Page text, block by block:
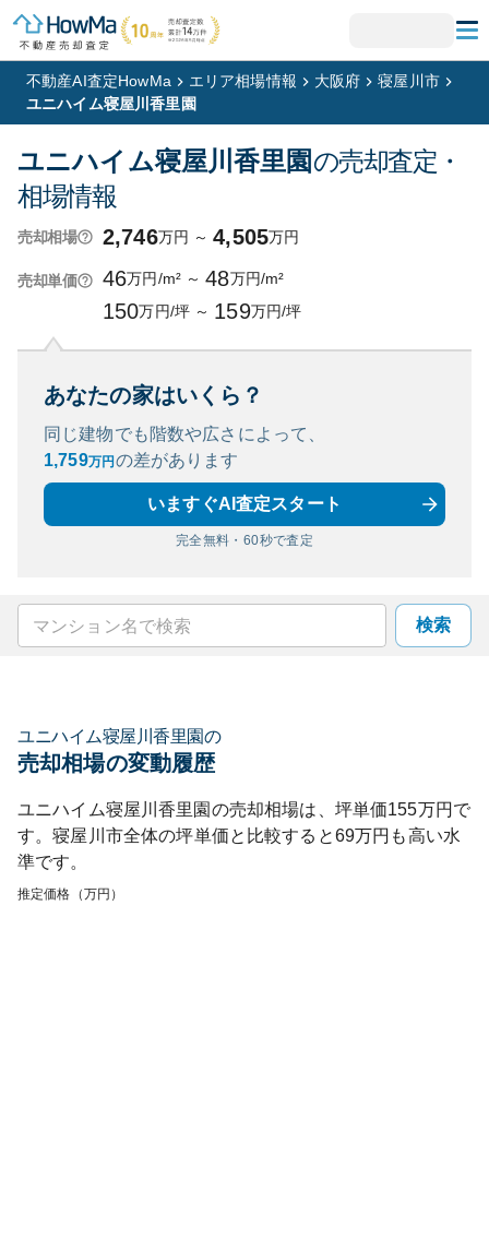
不動産AI査定HowMa エリア相場情報 大阪府
寝屋川市
ユニハイム寝屋川香里園
ユニハイム寝屋川香里園の売却査定・
相場情報
売却相場 2,746万円 ～ 4,505万円
売却単価 46万円/m² ～ 48万円/m²
150万円/坪 ～ 159万円/坪
あなたの家はいくら？
同じ建物でも階数や広さによって、
1,759万円 の差があります
いますぐAI査定スタート
完全無料・60秒で査定
検索
ユニハイム寝屋川香里園の
売却相場の変動履歴
ユニハイム寝屋川香里園 の売却相場は、坪単価155万円で
す。寝屋川市全体の坪単価と比較すると69万円も高い水
準です。
推定価格（万円）